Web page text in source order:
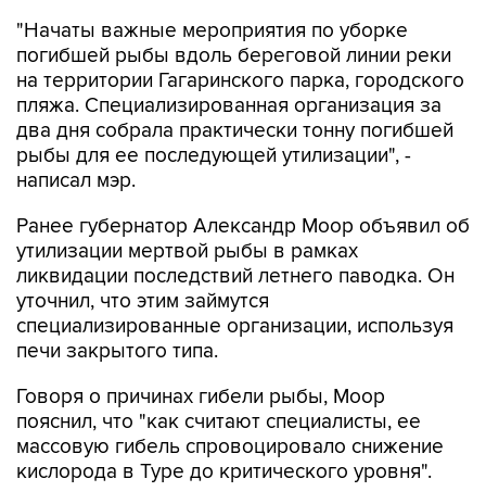
"Начаты важные мероприятия по уборке
погибшей рыбы вдоль береговой линии реки
на территории Гагаринского парка, городского
пляжа. Специализированная организация за
два дня собрала практически тонну погибшей
рыбы для ее последующей утилизации", -
написал мэр.
Ранее губернатор Александр Моор объявил об
утилизации мертвой рыбы в рамках
ликвидации последствий летнего паводка. Он
уточнил, что этим займутся
специализированные организации, используя
печи закрытого типа.
Говоря о причинах гибели рыбы, Моор
пояснил, что "как считают специалисты, ее
массовую гибель спровоцировало снижение
кислорода в Туре до критического уровня".